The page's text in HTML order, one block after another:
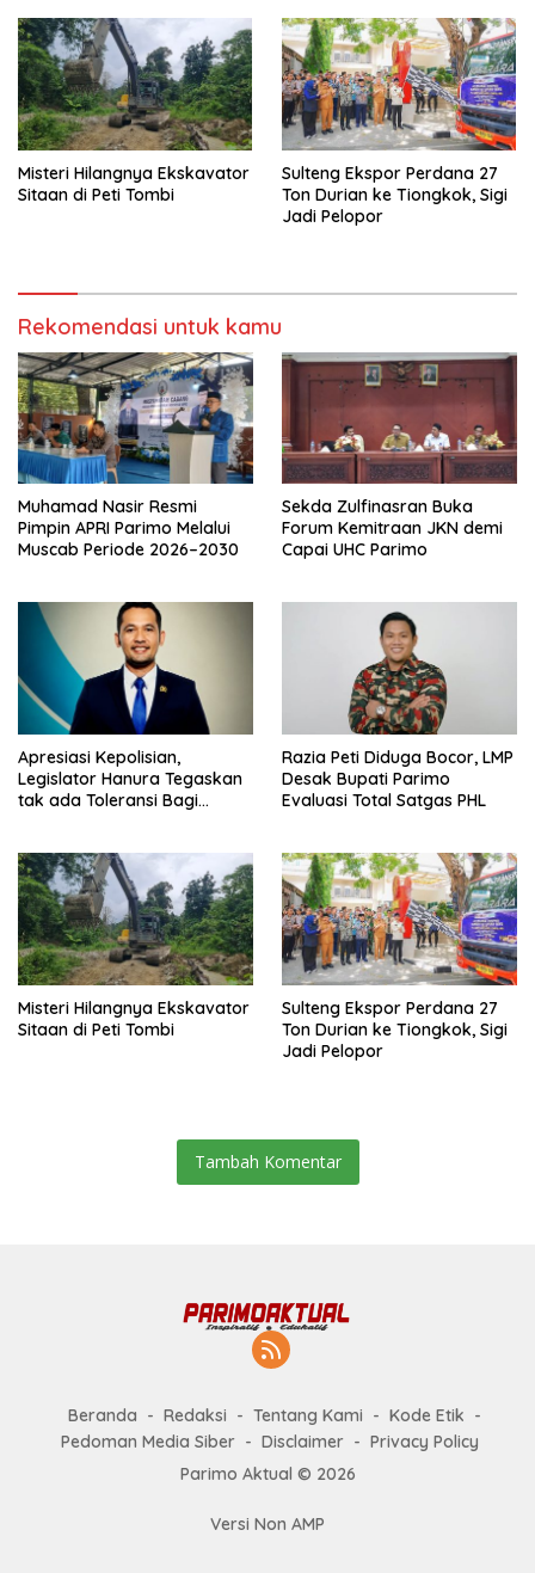
Misteri Hilangnya Ekskavator
Sitaan di Peti Tombi
Sulteng Ekspor Perdana 27
Ton Durian ke Tiongkok, Sigi
Jadi Pelopor
Rekomendasi untuk kamu
Muhamad Nasir Resmi
Pimpin APRI Parimo Melalui
Muscab Periode 2026–2030
Sekda Zulfinasran Buka
Forum Kemitraan JKN demi
Capai UHC Parimo
Apresiasi Kepolisian,
Legislator Hanura Tegaskan
tak ada Toleransi Bagi
Razia Peti Diduga Bocor, LMP
Desak Bupati Parimo
Evaluasi Total Satgas PHL
Misteri Hilangnya Ekskavator
Sitaan di Peti Tombi
Sulteng Ekspor Perdana 27
Ton Durian ke Tiongkok, Sigi
Jadi Pelopor
Tambah Komentar
Beranda Redaksi Tentang Kami
Kode Etik
Pedoman Media Siber
Disclaimer
Privacy Policy
Parimo Aktual © 2026
Versi Non AMP